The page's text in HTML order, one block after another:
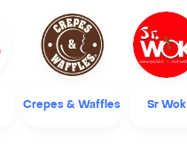
Crepes & Waffles Sr Wok